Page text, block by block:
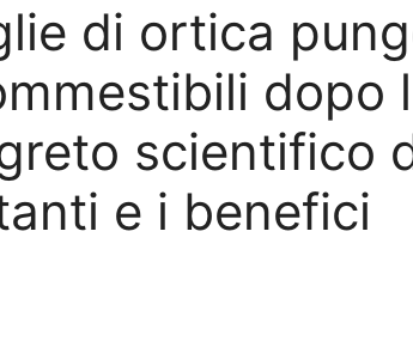
di ortica
dopo
scientifico
e i benefici